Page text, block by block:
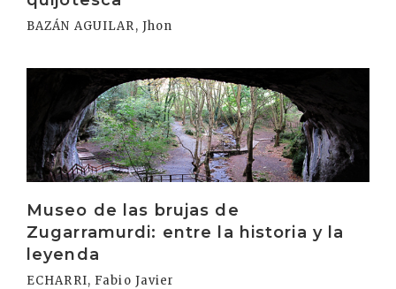
BAZÁN AGUILAR, Jhon
Museo de las brujas de
Zugarramurdi: entre la historia y la
leyenda
ECHARRI, Fabio Javier